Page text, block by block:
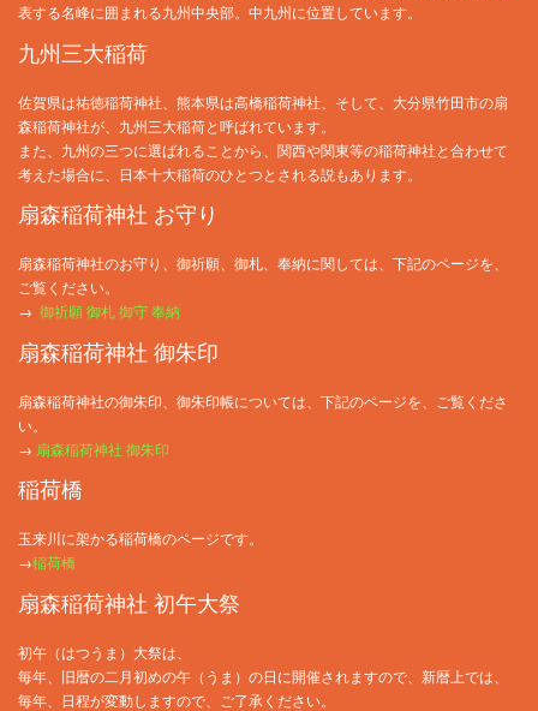
表する名峰に囲まれる九州中央部。中九州に位置しています。
九州三大稲荷
佐賀県は祐徳稲荷神社、熊本県は高橋稲荷神社、そして、大分県竹田市の扇
森稲荷神社が、九州三大稲荷と呼ばれています。
また、九州の三つに選ばれることから、関西や関東等の稲荷神社と合わせて
考えた場合に、日本十大稲荷のひとつとされる説もあります。
扇森稲荷神社 お守り
扇森稲荷神社のお守り、御祈願、御札、奉納に関しては、下記のページを、
ご覧ください。
→ 御祈願 御札 御守 奉納
扇森稲荷神社 御朱印
扇森稲荷神社の御朱印、御朱印帳については、下記のページを、ご覧くださ
い。
→ 扇森稲荷神社 御朱印
稲荷橋
玉来川に架かる稲荷橋のページです。
→稲荷橋
扇森稲荷神社 初午大祭
初午（はつうま）大祭は、
毎年、旧暦の二月初めの午（うま）の日に開催されますので、新暦上では、
毎年、日程が変動しますので、ご了承ください。